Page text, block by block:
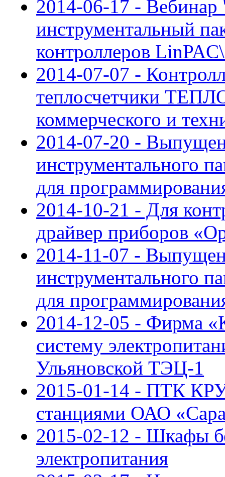
2014-06-17 -
инструментальный
контроллеров
2014-07-07 -
теплосчетчики
коммерческого и
2014-07-20 -
инструментального
для
2014-10-21 - Для
драйвер приборов
2014-11-07 -
инструментального
для
2014-12-05 - Фирма
систему
Ульяновской ТЭЦ-1
2015-01-14 - ПТК
станциями ОАО
2015-02-12 - Шкафы
электропитания